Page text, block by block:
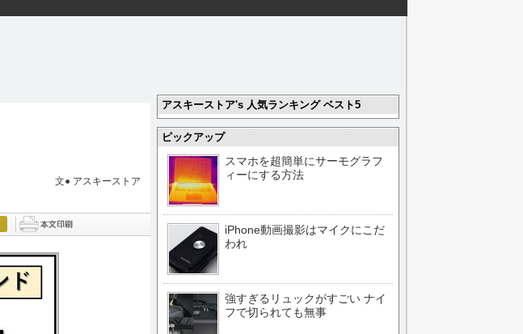
文● アスキーストア
アスキーストア's 人気ランキング ベスト5
ピックアップ
スマホを超簡単にサーモグラフ
ィーにする方法
iPhone動画撮影はマイクにこだ
われ
強すぎるリュックがすごい ナイ
フで切られても無事